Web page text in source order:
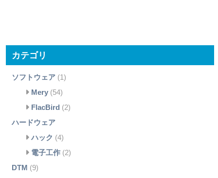
カテゴリ
ソフトウェア(1)
Mery(54)
FlacBird (2)
ハードウェア
ハック (4)
電子工作(2)
DTM (9)